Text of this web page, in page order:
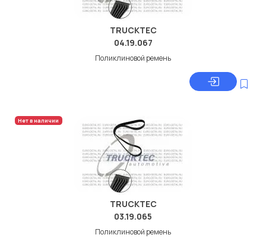
TRUCKTEC
04.19.067
Поликлиновой ремень
Нет в наличии
TRUCKTEC
03.19.065
Поликлиновой ремень